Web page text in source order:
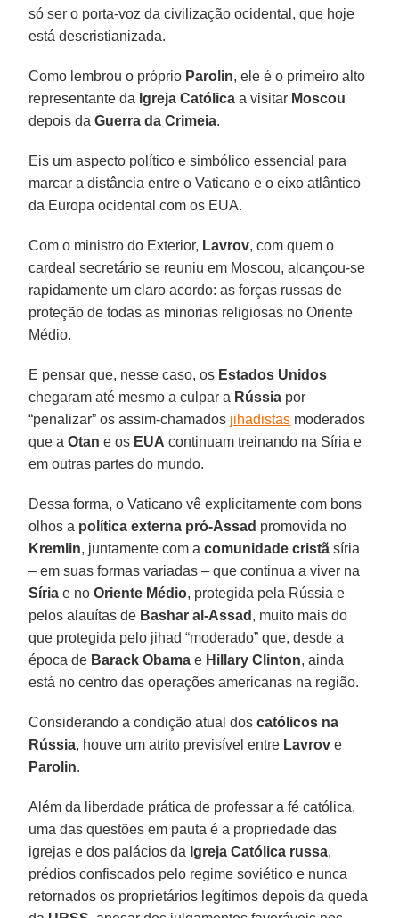
só ser o porta-voz da civilização ocidental, que hoje
está descristianizada.
Como lembrou o próprio Parolin, ele é o primeiro alto
representante da Igreja Católica a visitar Moscou
depois da Guerra da Crimeia.
Eis um aspecto político e simbólico essencial para
marcar a distância entre o Vaticano e o eixo atlântico
da Europa ocidental com os EUA.
Com o ministro do Exterior, Lavrov, com quem o
cardeal secretário se reuniu em Moscou, alcançou-se
rapidamente um claro acordo: as forças russas de
proteção de todas as minorias religiosas no Oriente
Médio.
E pensar que, nesse caso, os Estados Unidos
chegaram até mesmo a culpar a Rússia por
“penalizar” os assim-chamados jihadistas moderados
que aOtan e os EUA continuam treinando na Síria e
em outras partes do mundo.
Dessa forma, o Vaticano vê explicitamente com bons
olhos a política externa pró-Assad promovida no
Kremlin, juntamente com acomunidade cristã síria
– em suas formas variadas – que continua a viver na
Síria e no Oriente Médio, protegida pela Rússia e
pelos alauítas de Bashar al-Assad , muito mais do
que protegida pelo jihad “moderado” que, desde a
época de Barack Obama e Hillary Clinton, ainda
está no centro das operações americanas na região.
Considerando a condição atual doscatólicos na
Rússia, houve um atrito previsível entre Lavrov e
Parolin.
Além da liberdade prática de professar a fé católica,
uma das questões em pauta é a propriedade das
igrejas e dos palácios da Igreja Católica russa,
prédios confiscados pelo regime soviético e nunca
retornados os proprietários legítimos depois da queda